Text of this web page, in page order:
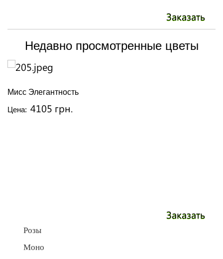
Заказать
Недавно просмотренные цветы
Мисс Элегантность
Цена: 4105 грн.
Заказать
Розы
Моно